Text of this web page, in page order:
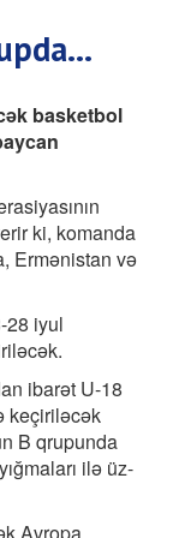
basketbol
ki, komanda
Ermənistan və
28 iyul
ibarət U-18
keçiriləcək
B qrupunda
ilə üz-